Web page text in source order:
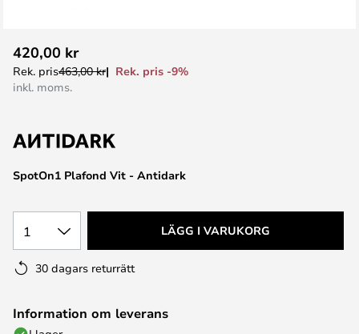
till
början
SpotOn1 Plafond Vit - Antidark
420,00 kr
Rek. pris463,00 kr
Rek. pris -9%
inkl. moms.
1 LÄGG I VARUKORG
30 dagars returrätt
Information om leverans